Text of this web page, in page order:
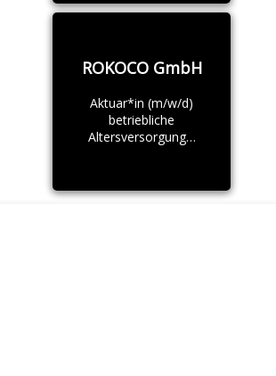
ROKOCO GmbH
Aktuar*in (m/w/d)
betriebliche
Altersversorgung…